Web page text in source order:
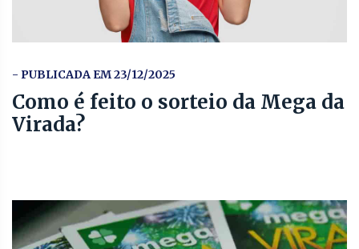
- PUBLICADA EM 23/12/2025
Como é feito o sorteio da Mega da
Virada?